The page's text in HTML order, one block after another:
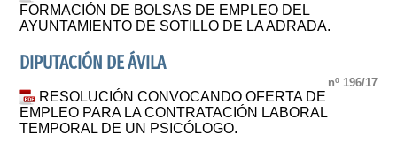
FORMACIÓN DE BOLSAS DE EMPLEO DEL
AYUNTAMIENTO DE SOTILLO DE LA ADRADA.
DIPUTACIÓN DE ÁVILA
nº 196/17
RESOLUCIÓN CONVOCANDO OFERTA DE
EMPLEO PARA LA CONTRATACIÓN LABORAL
TEMPORAL DE UN PSICÓLOGO.